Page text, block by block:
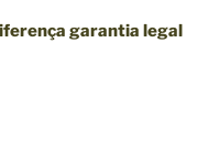
garantia legal